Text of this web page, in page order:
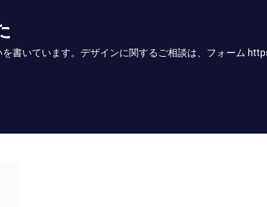
書いています。デザインに関するご相談は、フォーム